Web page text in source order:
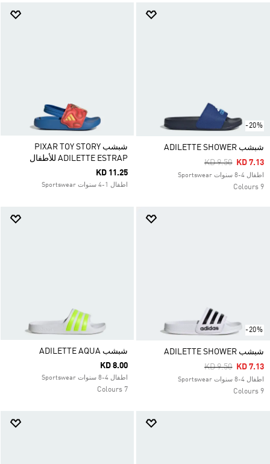
-20%
شبشب ADILETTE SHOWER
Price Reduced
KD 9.50ToKD 7.13
اطفال 4-8 سنوات Sportswear
9 Colours
شبشب PIXAR TOY STORY
ADILETTE ESTRAP للأطفال
KD 11.25
اطفال 1-4 سنوات Sportswear
-20%
شبشب ADILETTE SHOWER
Price Reduced
KD 9.50ToKD 7.13
اطفال 4-8 سنوات Sportswear
9 Colours
شبشب ADILETTE AQUA
KD 8.00
اطفال 4-8 سنوات Sportswear
7 Colours